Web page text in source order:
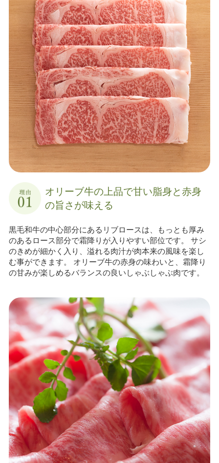
オリーブ牛の上品で甘い脂身と赤身
の旨さが味える
黒毛和牛の中心部分にあるリブロースは、もっとも厚み
のあるロース部分で霜降りが入りやすい部位です。 サシ
のきめが細かく入り、溢れる肉汁が肉本来の風味を楽し
む事ができます。 オリーブ牛の赤身の味わいと、霜降り
の甘みが楽しめるバランスの良いしゃぶしゃぶ肉です。